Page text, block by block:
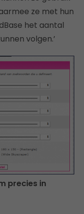
ze met hun
het aantal
volgen.’
precies in